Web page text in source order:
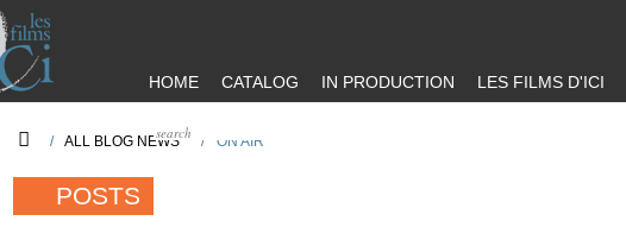
HOME CATALOG IN PRODUCTION LES FILMS D'ICI
/ ALL BLOG NEWS / ON AIR
POSTS